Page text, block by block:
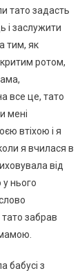
тато задасть
і заслужити
тим, як
ротом,
все це, тато
мені
втіхою і я
я вчилася в
від
нього
забрав
бабусі з